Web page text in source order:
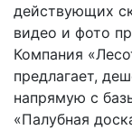
действующих
видео и фото
Компания
предлагает,
напрямую с
«Палубная